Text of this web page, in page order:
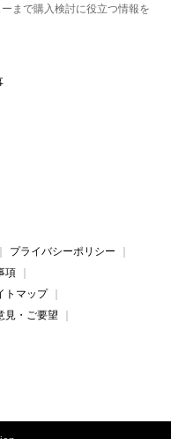
まで購入検討に役立つ情報を
プライバシーポリシー
項
トマップ
見・ご要望